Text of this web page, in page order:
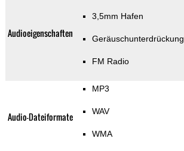
Audioeigenschaften
3,5mm Hafen
Geräuschunterdrückung
FM Radio
Audio-Dateiformate
MP3
WAV
WMA